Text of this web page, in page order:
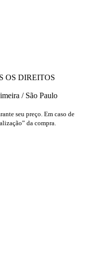
OS DIREITOS
/ São Paulo
seu preço. Em caso de
da compra.